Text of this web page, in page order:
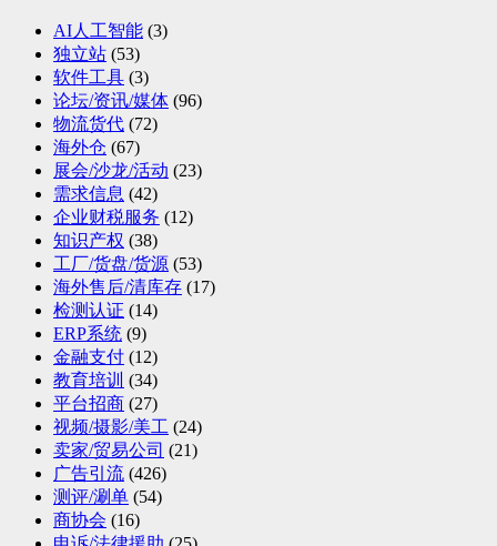
AI人工智能 (3)
独立站 (53)
软件工具 (3)
论坛/资讯/媒体 (96)
物流货代 (72)
海外仓 (67)
展会/沙龙/活动 (23)
需求信息 (42)
企业财税服务 (12)
知识产权 (38)
工厂/货盘/货源 (53)
海外售后/清库存 (17)
检测认证 (14)
ERP系统 (9)
金融支付 (12)
教育培训 (34)
平台招商 (27)
视频/摄影/美工 (24)
卖家/贸易公司 (21)
广告引流 (426)
测评/涮单 (54)
商协会 (16)